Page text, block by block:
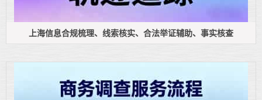
上海信息合规梳理、线索核实、合法举证辅助、事实核查